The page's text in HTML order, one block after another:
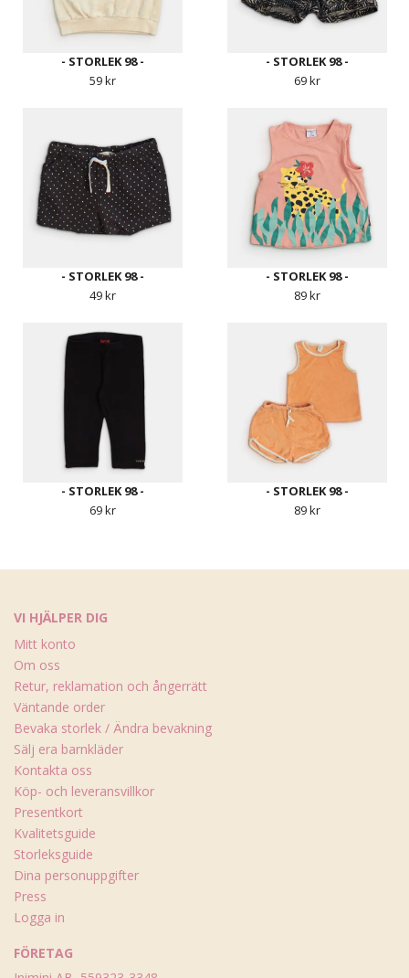
- STORLEK 98 -
59 kr
- STORLEK 98 -
69 kr
- STORLEK 98 -
49 kr
- STORLEK 98 -
89 kr
- STORLEK 98 -
69 kr
- STORLEK 98 -
89 kr
VI HJÄLPER DIG
Mitt konto
Om oss
Retur, reklamation och ångerrätt
Väntande order
Bevaka storlek / Ändra bevakning
Sälj era barnkläder
Kontakta oss
Köp- och leveransvillkor
Presentkort
Kvalitetsguide
Storleksguide
Dina personuppgifter
Press
Logga in
FÖRETAG